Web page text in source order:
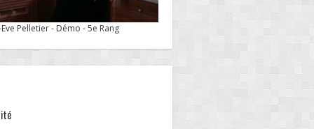
Pelletier - Démo - 5e Rang